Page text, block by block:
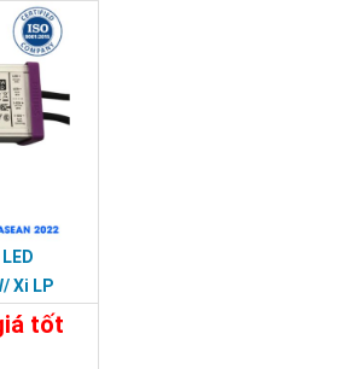
Xi LP
tốt